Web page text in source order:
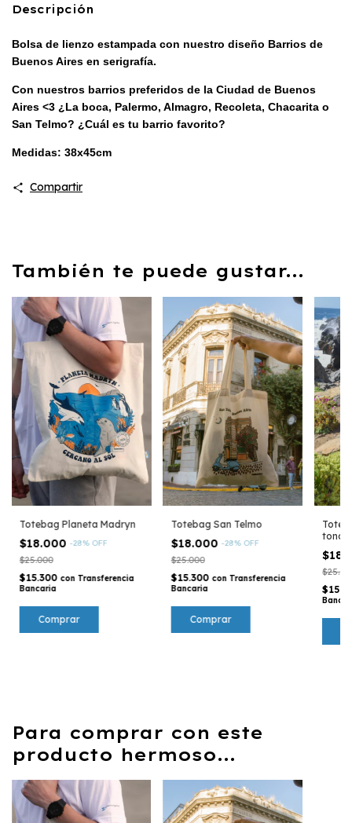
Descripción
Bolsa de lienzo estampada con nuestro diseño Barrios de
Buenos Aires en serigrafía.
Con nuestros barrios preferidos de la Ciudad de Buenos
Aires <3 ¿La boca, Palermo, Almagro, Recoleta, Chacarita o
San Telmo? ¿Cuál es tu barrio favorito?
Medidas: 38x45cm
Compartir
También te puede gustar...
Totebag Planeta Madryn
$18.000 -28% OFF
$25.000
$15.300 con Transferencia
Bancaria
Totebag San Telmo
$18.000 -28% OFF
$25.000
$15.300 con Transferencia
Bancaria
tonos
Para comprar con este
producto hermoso...